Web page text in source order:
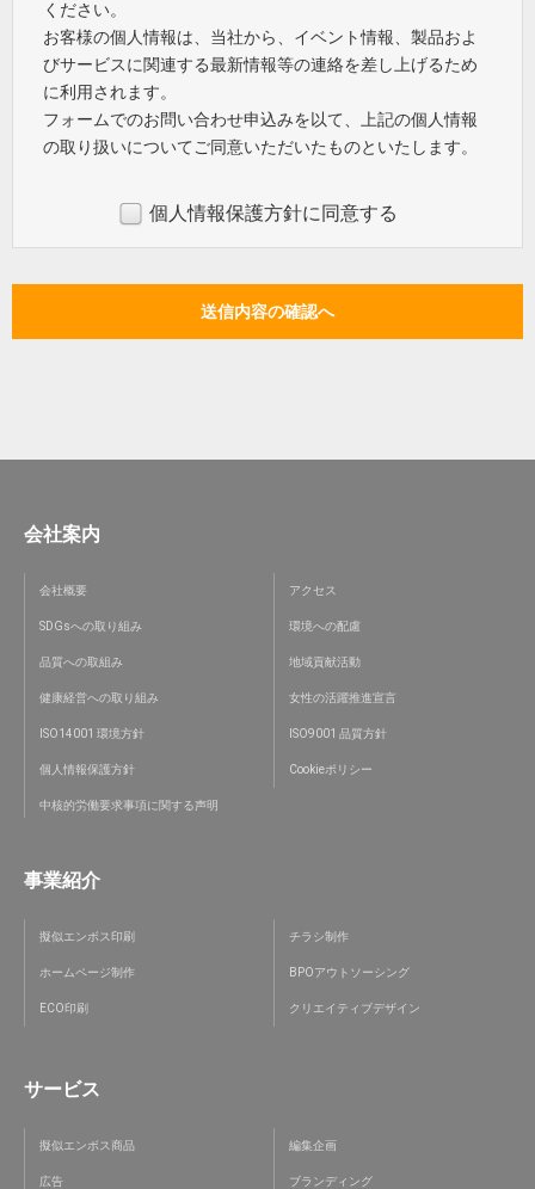
ください。
お客様の個人情報は、当社から、イベント情報、製品およ
びサービスに関連する最新情報等の連絡を差し上げるため
に利用されます。
フォームでのお問い合わせ申込みを以て、上記の個人情報
の取り扱いについてご同意いただいたものといたします。
個人情報保護方針に同意する
会社案内
会社概要 アクセス
SDGsへの取り組み 環境への配慮
品質への取組み 地域貢献活動
健康経営への取り組み 女性の活躍推進宣言
ISO14001 環境方針 ISO9001 品質方針
個人情報保護方針 Cookieポリシー
中核的労働要求事項に関する声明
事業紹介
擬似エンボス印刷 チラシ制作
ホームページ制作 BPOアウトソーシング
ECO印刷 クリエイティブデザイン
サービス
擬似エンボス商品 編集企画
広告 ブランディング